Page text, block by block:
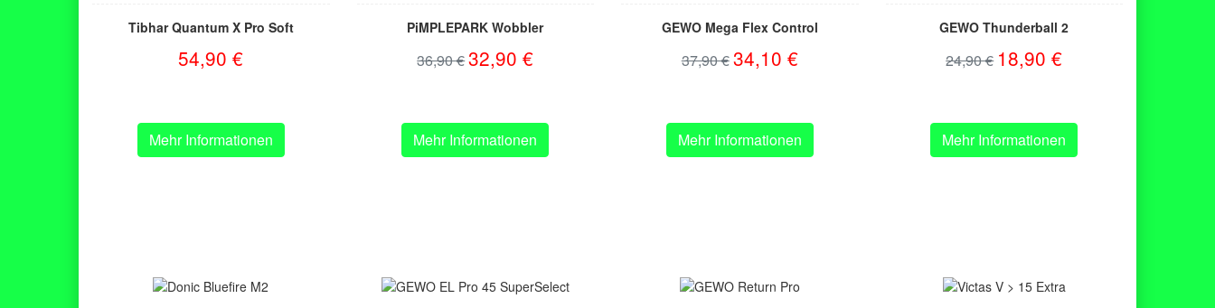
Tibhar Quantum X Pro Soft
54,90 €
Mehr Informationen
PiMPLEPARK Wobbler
36,90 €32,90 €
Mehr Informationen
GEWO Mega Flex Control
37,90 €34,10 €
Mehr Informationen
GEWO Thunderball 2
24,90 € 18,90 €
Mehr Informationen